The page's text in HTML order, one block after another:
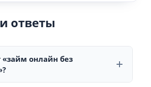
ответы
«займ онлайн без